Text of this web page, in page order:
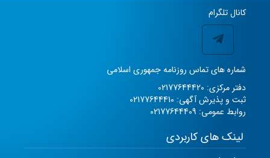
کانال تلگرام
شماره های تماس روزنامه جمهوری اسلامی
دفتر مرکزی: 02177644420
ثبت و پذیرش آگهی: 02177644410
روابط عمومی: 02177644409
لینک های کاربردی